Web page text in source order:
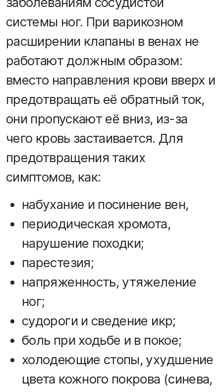
системы ног. При варикозном
расширении клапаны в венах не
работают должным образом:
вместо направления крови вверх и
предотвращать её обратный ток,
они пропускают её вниз, из-за
чего кровь застаивается. Для
предотвращения таких
симптомов, как:
набухание и посинение вен,
периодическая хромота,
нарушение походки;
парестезия;
напряженность, утяжеление
ног;
судороги и сведение икр;
боль при ходьбе и в покое;
холодеющие стопы, ухудшение
цвета кожного покрова (синева,